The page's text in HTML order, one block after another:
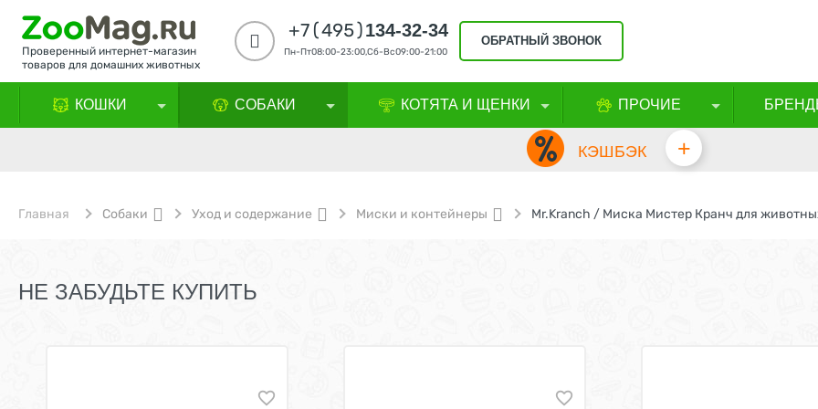
Проверенный интернет-магазин
товаров для домашних животных
+7(495)134-32-34
Пн-Пт08:00-23:00,Сб-Вс09:00-21:00
ОБРАТНЫЙ ЗВОНОК
КОШКИ СОБАКИ КОТЯТА И ЩЕНКИ ПРОЧИЕ
КЭШБЭК +
Главная Собаки Уход и содержание Миски и контейнеры
НЕ ЗАБУДЬТЕ КУПИТЬ